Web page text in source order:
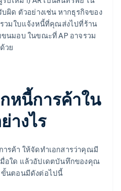
ผิด ตัวอย่างเช่น หากธุรกิจของ
วมใบแจ้งหนี้ที่คุณส่งไปที่ร้าน
นมอบ ในขณะที่ AP อาจรวม
วย
หนี้การค้าใน
างไร
รค้า ให้จัดทำเอกสารว่าคุณมี
อใด แล้วอัปเดตบันทึกของคุณ
ขั้นตอนมีดังต่อไปนี้